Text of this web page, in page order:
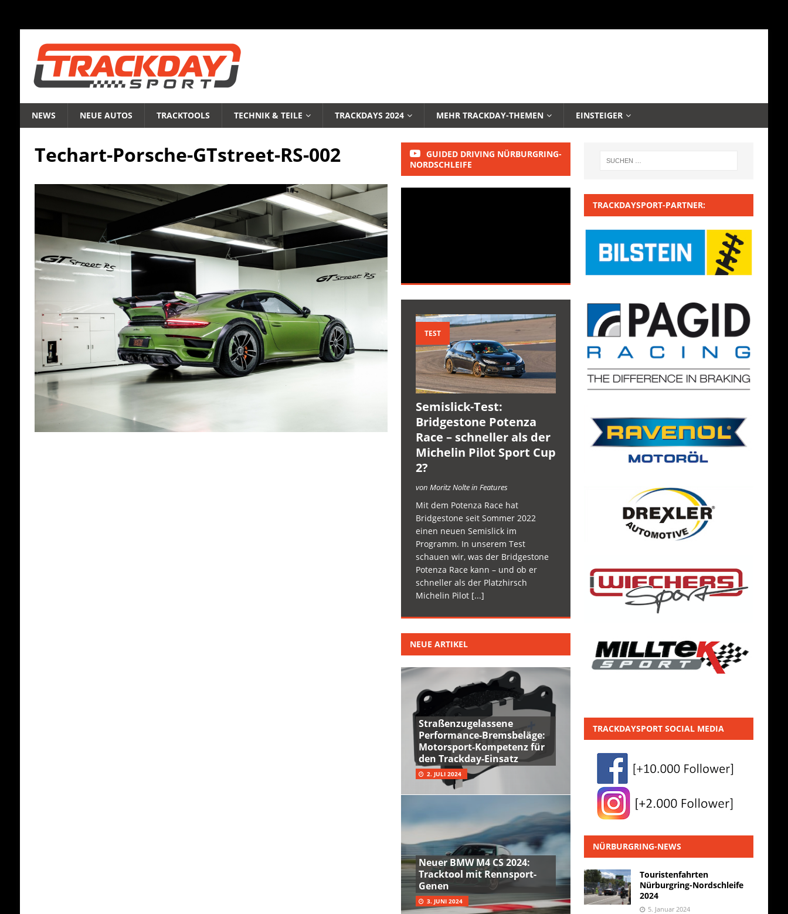
NEWS NEUE AUTOS TRACKTOOLS TECHNIK & TEILE TRACKDAYS 2024 MEHR TRACKDAY-THEMEN EINSTEIGER
Techart-Porsche-GTstreet-RS-002
GUIDED DRIVING NÜRBURGRING-
NORDSCHLEIFE
TEST
Semislick-Test:
Bridgestone Potenza
Race – schneller als der
Michelin Pilot Sport Cup
2?
von Moritz Nolte in Features
Mit dem Potenza Race hat
Bridgestone seit Sommer 2022
einen neuen Semislick im
Programm. In unserem Test
schauen wir, was der Bridgestone
Potenza Race kann – und ob er
schneller als der Platzhirsch
Michelin Pilot [...]
NEUE ARTIKEL
Straßenzugelassene
Performance-Bremsbeläge:
Motorsport-Kompetenz für
den Trackday-Einsatz
2. JULI 2024
Neuer BMW M4 CS 2024:
Tracktool mit Rennsport-
Genen
3. JUNI 2024
TRACKDAYSPORT-PARTNER:
TRACKDAYSPORT SOCIAL MEDIA
NÜRBURGRING-NEWS
Touristenfahrten
Nürburgring-Nordschleife
2024
5. Januar 2024